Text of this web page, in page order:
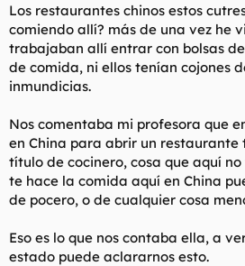
Los restaurantes chinos estos
comiendo allí? más de una vez he
trabajaban allí entrar con bolsas
de comida, ni ellos tenían cojones
inmundicias.
Nos comentaba mi profesora que
en China para abrir un restaurante
título de cocinero, cosa que aquí
te hace la comida aquí en China
de pocero, o de cualquier cosa
Eso es lo que nos contaba ella, a
estado puede aclararnos esto.